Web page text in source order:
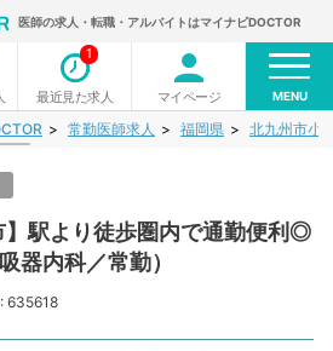
医師の求人・転職・アルバイトはマイナビDOCTOR
最近見た求人
1
マイページ MENU
常勤医師求人 福岡県 北九州市小
】駅より徒歩圏内で通勤便利◎
器内科／常勤）
635618